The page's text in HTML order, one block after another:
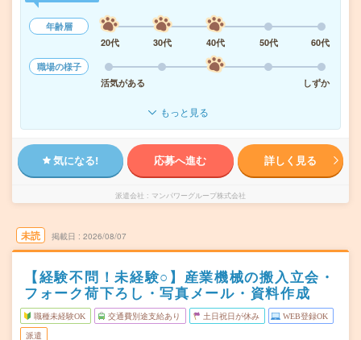
年齢層
20代
30代 40代 50代
60代
職場の様子
活気がある
しずか
もっと見る
気になる! 応募へ進む 詳しく見る
派遣会社 マンパワーグループ株式会社
未読 掲載日 2026/08/07
【経験不問！未経験○】産業機械の搬入立会・
フォーク荷下ろし・写真メール・資料作成
職種未経験OK 交通費別途支給あり 土日祝日が休み WEB登録OK
派遣